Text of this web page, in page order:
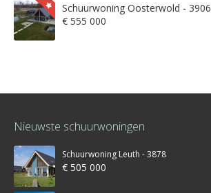
Schuurwoning Oosterwold - 3906
€ 555 000
Nieuwste schuurwoningen
Schuurwoning Leuth - 3878
€ 505 000